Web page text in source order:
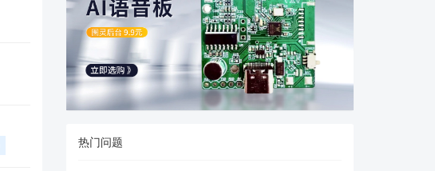
热门问题